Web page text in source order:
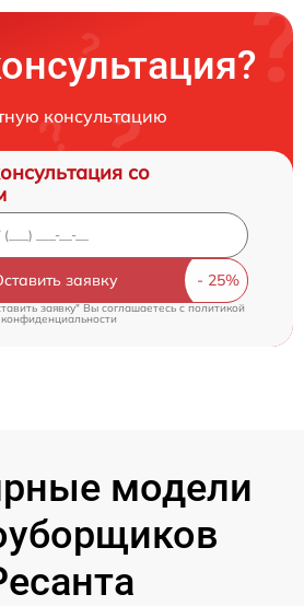
консультацию
со
заявку
заявку" Вы соглашаетесь cполитикой
конфиденциальности
модели